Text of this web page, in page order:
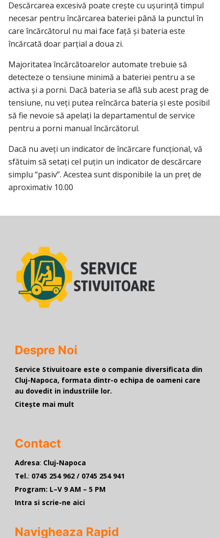
Descărcarea excesivă poate crește cu ușurință timpul
necesar pentru încărcarea bateriei până la punctul în
care încărcătorul nu mai face față și bateria este
încărcată doar parțial a doua zi.
Majoritatea încărcătoarelor automate trebuie să
detecteze o tensiune minimă a bateriei pentru a se
activa și a porni. Dacă bateria se află sub acest prag de
tensiune, nu veți putea reîncărca bateria și este posibil
să fie nevoie să apelați la departamentul de service
pentru a porni manual încărcătorul.
Dacă nu aveți un indicator de încărcare funcțional, vă
sfătuim să setați cel puțin un indicator de descărcare
simplu “pasiv”. Acestea sunt disponibile la un preț de
aproximativ 10.00
Despre Noi
Service Stivuitoare este o companie diversificata din
Cluj-Napoca, formata dintr-o echipa de oameni care
au dovedit in industriile lor.
Citește mai mult
Contact
Adresa: Cluj-Napoca
Tel.: 0745 254 962 / 0745 254 941
Program: L–V 9 AM – 5 PM
Intra si scrie-ne aici
Navigheaza Rapid